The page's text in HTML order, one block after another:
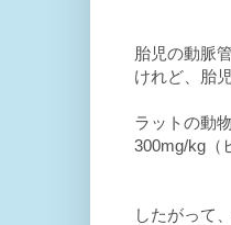
胎児の動脈
けれど、胎
ラットの動
300mg/kg（
したがって